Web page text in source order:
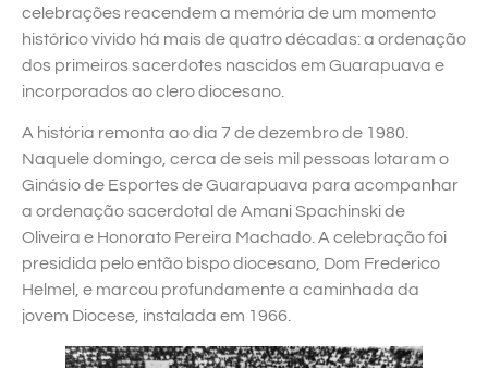
celebrações reacendem a memória de um momento
histórico vivido há mais de quatro décadas: a ordenação
dos primeiros sacerdotes nascidos em Guarapuava e
incorporados ao clero diocesano.
A história remonta ao dia 7 de dezembro de 1980.
Naquele domingo, cerca de seis mil pessoas lotaram o
Ginásio de Esportes de Guarapuava para acompanhar
a ordenação sacerdotal de Amani Spachinski de
Oliveira e Honorato Pereira Machado. A celebração foi
presidida pelo então bispo diocesano, Dom Frederico
Helmel, e marcou profundamente a caminhada da
jovem Diocese, instalada em 1966.